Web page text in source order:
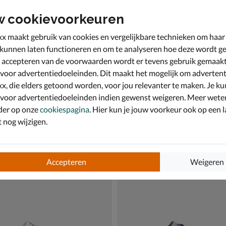
530
cookievoorkeuren
maakt gebruik van cookies en vergelijkbare technieken om
laten functioneren en om te analyseren hoe deze wordt
van de voorwaarden wordt er tevens gebruik
advertentiedoeleinden. Dit maakt het mogelijk om
die elders getoond worden, voor jou relevanter te maken. Je
advertentiedoeleinden indien gewenst weigeren. Meer
op onzecookiespagina. Hier kun je jouw voorkeur ook op een
nog wijzigen.
Accepteren Weigeren